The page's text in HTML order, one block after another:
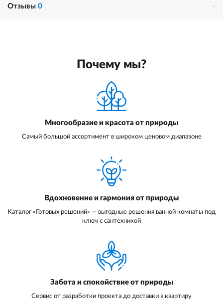
Отзывы 0
Почему мы?
Многообразие и красота от природы
Самый большой ассортимент в широком ценовом диапазоне
Вдохновение и гармония от природы
Каталог «Готовых решений» — выгодные решения ванной комнаты под
ключ с сантехникой
Забота и спокойствие от природы
Сервис от разработки проекта до доставки в квартиру